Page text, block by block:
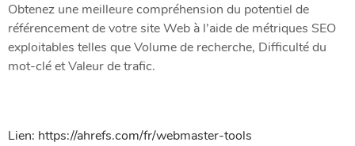
Obtenez une meilleure compréhension du potentiel de
référencement de votre site Web à l’aide de métriques SEO
exploitables telles que Volume de recherche, Difficulté du
mot-clé et Valeur de trafic.
Lien: https://ahrefs.com/fr/webmaster-tools